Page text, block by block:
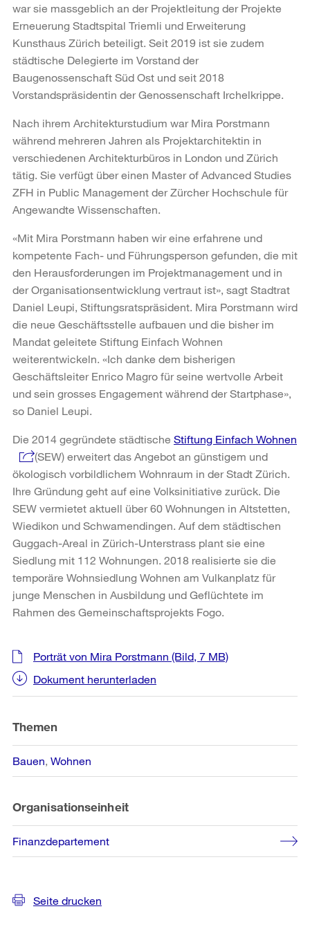
war sie massgeblich an der Projektleitung der Projekte
Erneuerung Stadtspital Triemli und Erweiterung
Kunsthaus Zürich beteiligt. Seit 2019 ist sie zudem
städtische Delegierte im Vorstand der
Baugenossenschaft Süd Ost und seit 2018
Vorstandspräsidentin der Genossenschaft Irchelkrippe.
Nach ihrem Architekturstudium war Mira Porstmann
während mehreren Jahren als Projektarchitektin in
verschiedenen Architekturbüros in London und Zürich
tätig. Sie verfügt über einen Master of Advanced Studies
ZFH in Public Management der Zürcher Hochschule für
Angewandte Wissenschaften.
«Mit Mira Porstmann haben wir eine erfahrene und
kompetente Fach- und Führungsperson gefunden, die mit
den Herausforderungen im Projektmanagement und in
der Organisationsentwicklung vertraut ist», sagt Stadtrat
Daniel Leupi, Stiftungsratspräsident. Mira Porstmann wird
die neue Geschäftsstelle aufbauen und die bisher im
Mandat geleitete Stiftung Einfach Wohnen
weiterentwickeln. «Ich danke dem bisherigen
Geschäftsleiter Enrico Magro für seine wertvolle Arbeit
und sein grosses Engagement während der Startphase»,
so Daniel Leupi.
Die 2014 gegründete städtische Stiftung Einfach Wohnen
(SEW) erweitert das Angebot an günstigem und
ökologisch vorbildlichem Wohnraum in der Stadt Zürich.
Ihre Gründung geht auf eine Volksinitiative zurück. Die
SEW vermietet aktuell über 60 Wohnungen in Altstetten,
Wiedikon und Schwamendingen. Auf dem städtischen
Guggach-Areal in Zürich-Unterstrass plant sie eine
Siedlung mit 112 Wohnungen. 2018 realisierte sie die
temporäre Wohnsiedlung Wohnen am Vulkanplatz für
junge Menschen in Ausbildung und Geflüchtete im
Rahmen des Gemeinschaftsprojekts Fogo.
Weitere
Informationen
Porträt von Mira Porstmann (Bild, 7 MB)
Dokument herunterladen
Themen
Bauen Wohnen
Organisationseinheit
Finanzdepartement
Seite drucken